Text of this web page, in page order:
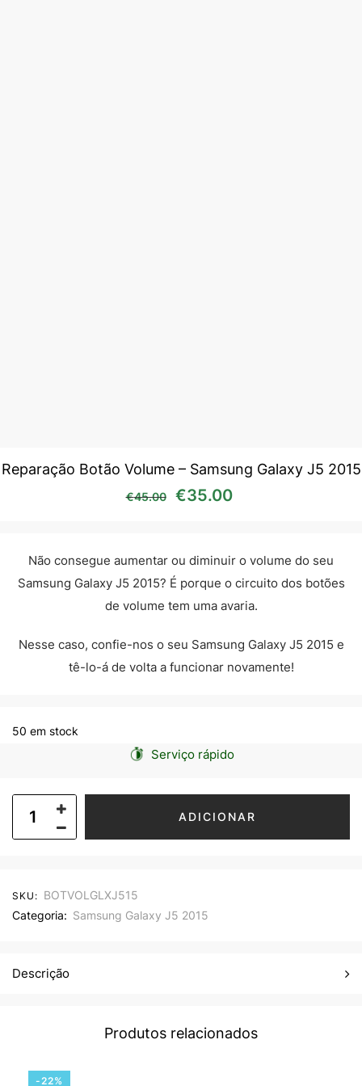
Reparação Botão Volume – Samsung Galaxy J5 2015
€45.00 O preço original era:
€35.00
Não consegue aumentar ou diminuir o volume do seu
Samsung Galaxy J5 2015? É porque o circuito dos botões
de volume tem uma avaria.
Nesse caso, confie-nos o seu Samsung Galaxy J5 2015 e
tê-lo-á de volta a funcionar novamente!
50 em stock
Serviço rápido
ADICIONAR
SKU: BOTVOLGLXJ515
Categoria: Samsung Galaxy J5 2015
Descrição
Produtos relacionados
-22%